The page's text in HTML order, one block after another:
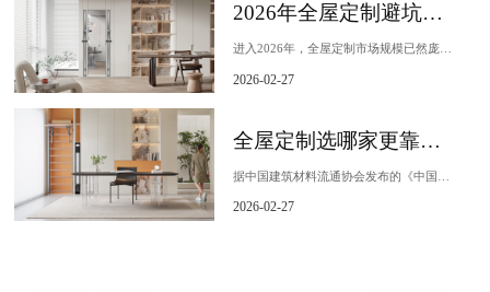
2026年全屋定制避坑指南：告别“价格黑盒”，飞流AI定义“所见即所得”新标
进入2026年，全屋定制市场规模已然庞大，但消费者的痛点却愈发尖锐。据行业协会报告，信息不对称、预算超支、设计落地效果打折扣，依然是悬在每一个装修家庭头顶的“三...
2026-02-27
全屋定制选哪家更靠谱？2026年终五大品牌综合评测与最终推荐！
2026-02-27